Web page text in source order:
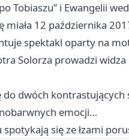
Tobiaszu” i Ewangelii
12 października
spektakl oparty na
Solorza prowadzi widza
dwóch kontrastujących
emocji…
się ze łzami